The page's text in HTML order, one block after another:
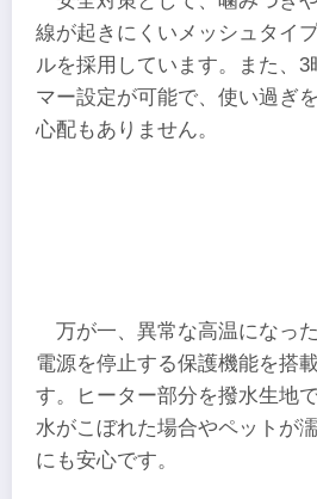
線が起きにくいメッシュタイ
ルを採用しています。また、3
マー設定が可能で、使い過ぎ
心配もありません。
万が一、異常な高温になっ
電源を停止する保護機能を搭
す。ヒーター部分を撥水生地
水がこぼれた場合やペットが
にも安心です。